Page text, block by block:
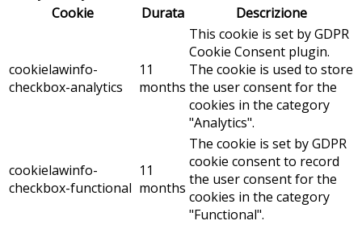
Cookie
Durata Descrizione
cookielawinfo-
checkbox-analytics
11
months
This cookie is set by GDPR
Cookie Consent plugin.
The cookie is used to store
the user consent for the
cookies in the category
"Analytics".
cookielawinfo-
checkbox-functional
11
months
The cookie is set by GDPR
cookie consent to record
the user consent for the
cookies in the category
"Functional".